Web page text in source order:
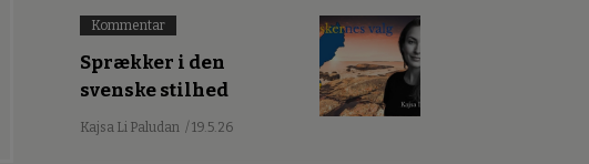
Kommentar
Sprækker i den
svenske stilhed
Kajsa Li Paludan / 19.5.26